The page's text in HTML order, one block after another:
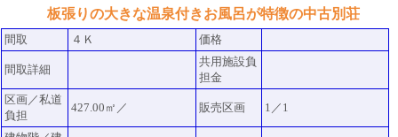
板張りの大きな温泉付きお風呂が特徴の中古別荘
間取 ４Ｋ 価格
間取詳細
共用施設負
担金
区画／私道
負担
427.00㎡／ 販売区画 1／1